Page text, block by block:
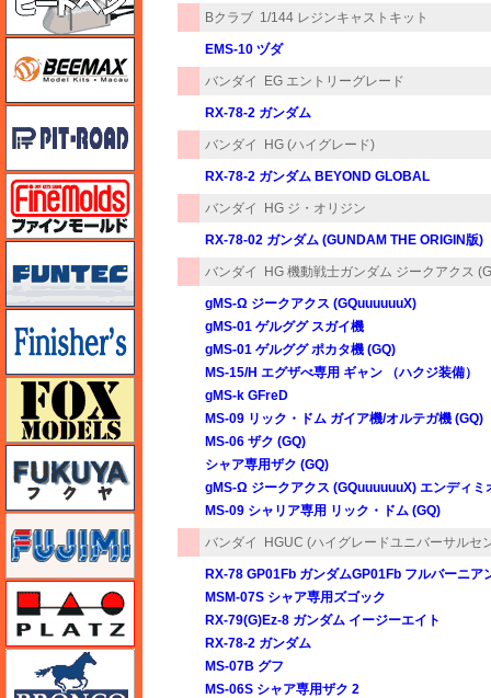
Bクラブ 1/144 レジンキャストキット
EMS-10 ヅダ
バンダイ EG エントリーグレード
RX-78-2 ガンダム
バンダイ HG (ハイグレード)
RX-78-2 ガンダム BEYOND GLOBAL
バンダイ HG ジ・オリジン
RX-78-02 ガンダム (GUNDAM THE ORIGIN版)
バンダイ HG 機動戦士ガンダム ジークアクス
gMS-Ω ジークアクス (GQuuuuuuX)
gMS-01 ゲルググ スガイ機
gMS-01 ゲルググ ポカタ機 (GQ)
MS-15/H エグザべ専用 ギャン （ハクジ装備）
gMS-k GFreD
MS-09 リック・ドム ガイア機/オルテガ機 (GQ)
MS-06 ザク (GQ)
シャア専用ザク (GQ)
gMS-Ω ジークアクス (GQuuuuuuX) エンディミ
MS-09 シャリア専用 リック・ドム (GQ)
バンダイ HGUC (ハイグレードユニバーサルセ
RX-78 GP01Fb ガンダムGP01Fb フルバーニア
MSM-07S シャア専用ズゴック
RX-79(G)Ez-8 ガンダム イージーエイト
RX-78-2 ガンダム
MS-07B グフ
MS-06S シャア専用ザク 2
ピットロード
ファインモールド
funtec（ファンテック）
フィニッシャーズ
ブロンコモデル（Bronco Models）